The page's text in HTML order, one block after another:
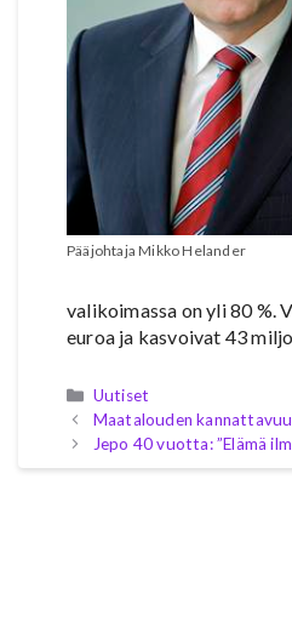
Pääjohtaja Mikko Helander
valikoimassa on yli 80 %.
euroa ja kasvoivat 43
Kategoriat
Uutiset
Maatalouden
Jepo 40 vuotta: ”Elämä